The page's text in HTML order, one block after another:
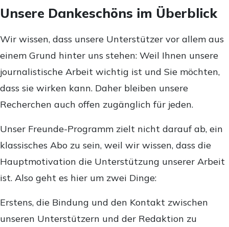
Unsere Dankeschöns im Überblick
Wir wissen, dass unsere Unterstützer vor allem aus
einem Grund hinter uns stehen: Weil Ihnen unsere
journalistische Arbeit wichtig ist und Sie möchten,
dass sie wirken kann. Daher bleiben unsere
Recherchen auch offen zugänglich für jeden.
Unser Freunde-Programm zielt nicht darauf ab, ein
klassisches Abo zu sein, weil wir wissen, dass die
Hauptmotivation die Unterstützung unserer Arbeit
ist. Also geht es hier um zwei Dinge:
Erstens, die Bindung und den Kontakt zwischen
unseren Unterstützern und der Redaktion zu